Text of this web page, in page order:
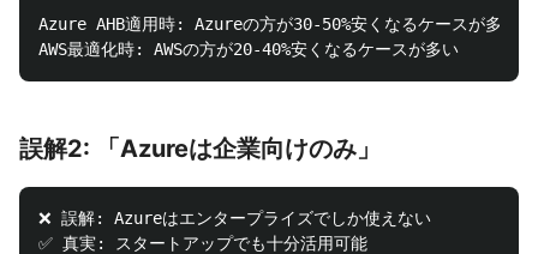
Azure AHB適用時: Azureの方が30-50%安くなるケースが多い
誤解2: 「Azureは企業向けのみ」
❌ 誤解: Azureはエンタープライズでしか使えない
✅ 真実: スタートアップでも十分活用可能